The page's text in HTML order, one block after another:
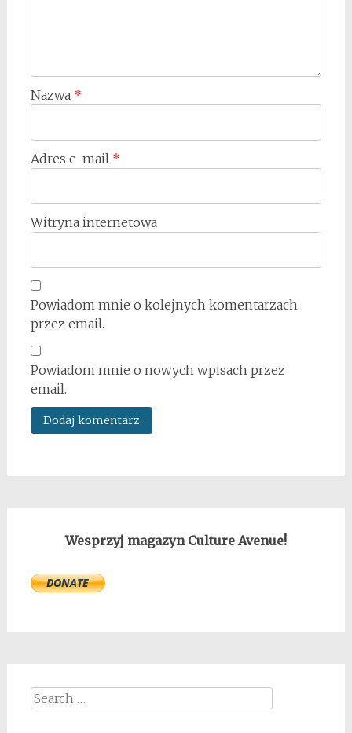
Nazwa *
Adres e-mail *
Witryna internetowa
Powiadom mnie o kolejnych komentarzach
przez email.
Powiadom mnie o nowych wpisach przez
email.
Wesprzyj magazyn Culture Avenue!
Search
for: